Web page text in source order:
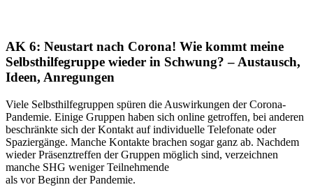
AK 6: Neustart nach Corona! Wie kommt meine
Selbsthilfegruppe wieder in Schwung? – Austausch,
Ideen, Anregungen
Viele Selbsthilfegruppen spüren die Auswirkungen der Corona-
Pandemie. Einige Gruppen haben sich online getroffen, bei anderen
beschränkte sich der Kontakt auf individuelle Telefonate oder
Spaziergänge. Manche Kontakte brachen sogar ganz ab. Nachdem
wieder Präsenztreffen der Gruppen möglich sind, verzeichnen
manche SHG weniger Teilnehmende
als vor Beginn der Pandemie.